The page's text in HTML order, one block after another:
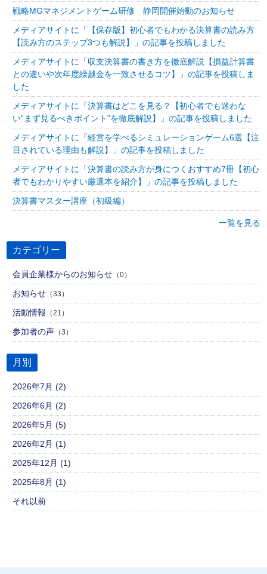
戦略MGマネジメントゲーム研修 静岡開催始動のお知らせ
メディアサイトに「【保存版】初心者でもわかる決算書の読み方
【読み方のステップ3つも解説】」の記事を投稿しました
メディアサイトに「収支決算書の書き方を徹底解説【損益計算書
との違いや次年度繰越金を一致させるコツ】」の記事を投稿しま
した
メディアサイトに「決算書はどこを見る？【初心者でも迷わな
い“まず見るべきポイント”を徹底解説】」の記事を投稿しました
メディアサイトに「経営を学べるシミュレーションゲーム6選【注
目されている理由も解説】」の記事を投稿しました
メディアサイトに「決算書の読み方が身につくおすすめ7冊【初心
者でもわかりやすい厳選本を紹介】」の記事を投稿しました
決算書マスター講座（初級編）
一覧を見る
カテゴリー
会員企業様からのお知らせ （0）
お知らせ （33）
活動情報 （21）
参加者の声 （3）
月別
2026年7月 (2)
2026年6月 (2)
2026年5月 (5)
2026年2月 (1)
2025年12月 (1)
2025年8月 (1)
それ以前